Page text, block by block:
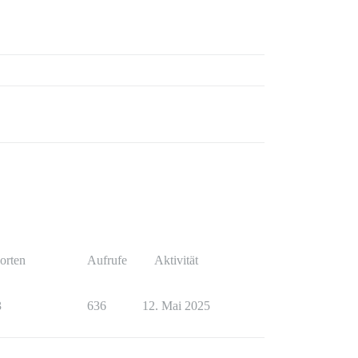
Aufrufe Aktivität
636 12. Mai 2025